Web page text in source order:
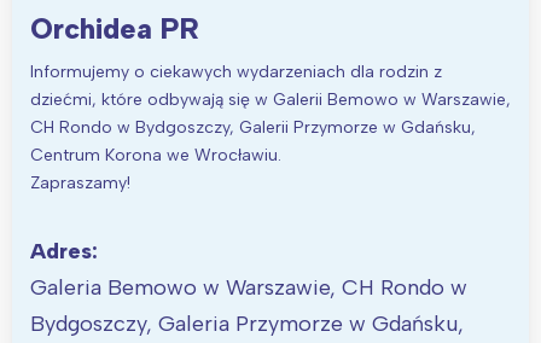
Orchidea PR
Informujemy o ciekawych wydarzeniach dla rodzin z
dziećmi, które odbywają się w Galerii Bemowo w Warszawie,
CH Rondo w Bydgoszczy, Galerii Przymorze w Gdańsku,
Centrum Korona we Wrocławiu.
Zapraszamy!
Adres:
Galeria Bemowo w Warszawie, CH Rondo w
Bydgoszczy, Galeria Przymorze w Gdańsku,